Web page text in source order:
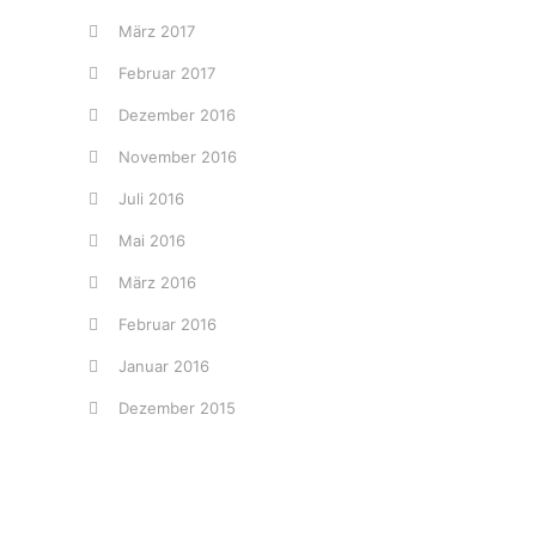
März 2017
Februar 2017
Dezember 2016
November 2016
Juli 2016
Mai 2016
März 2016
Februar 2016
Januar 2016
Dezember 2015